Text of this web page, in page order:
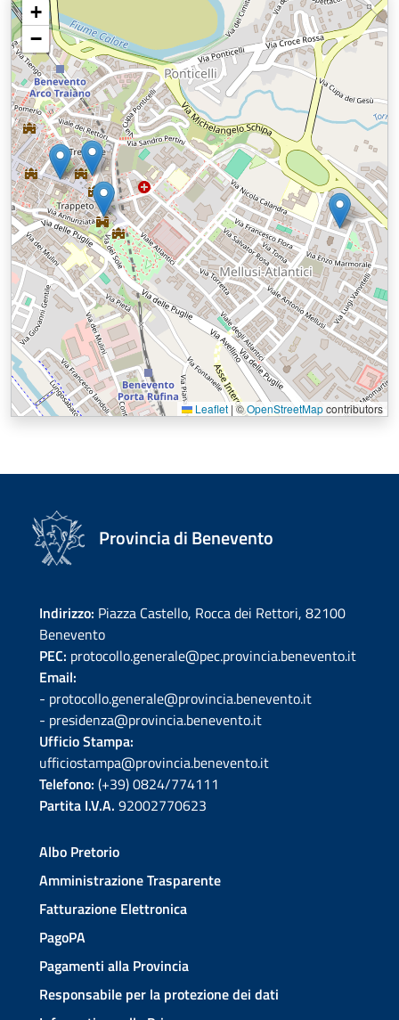
+
−
Leaflet |©OpenStreetMapcontributors
Provincia di Benevento
Indirizzo: Piazza Castello, Rocca dei Rettori, 82100
Benevento
PEC: protocollo.generale@pec.provincia.benevento.it
Email:
- protocollo.generale@provincia.benevento.it
- presidenza@provincia.benevento.it
Ufficio Stampa:
ufficiostampa@provincia.benevento.it
Telefono: (+39) 0824/774111
Partita I.V.A. 92002770623
Albo Pretorio
Amministrazione Trasparente
Fatturazione Elettronica
PagoPA
Pagamenti alla Provincia
Responsabile per la protezione dei dati